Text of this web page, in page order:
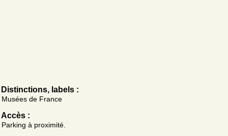
Distinctions, labels :
Musées de France
Accès :
Parking à proximité.